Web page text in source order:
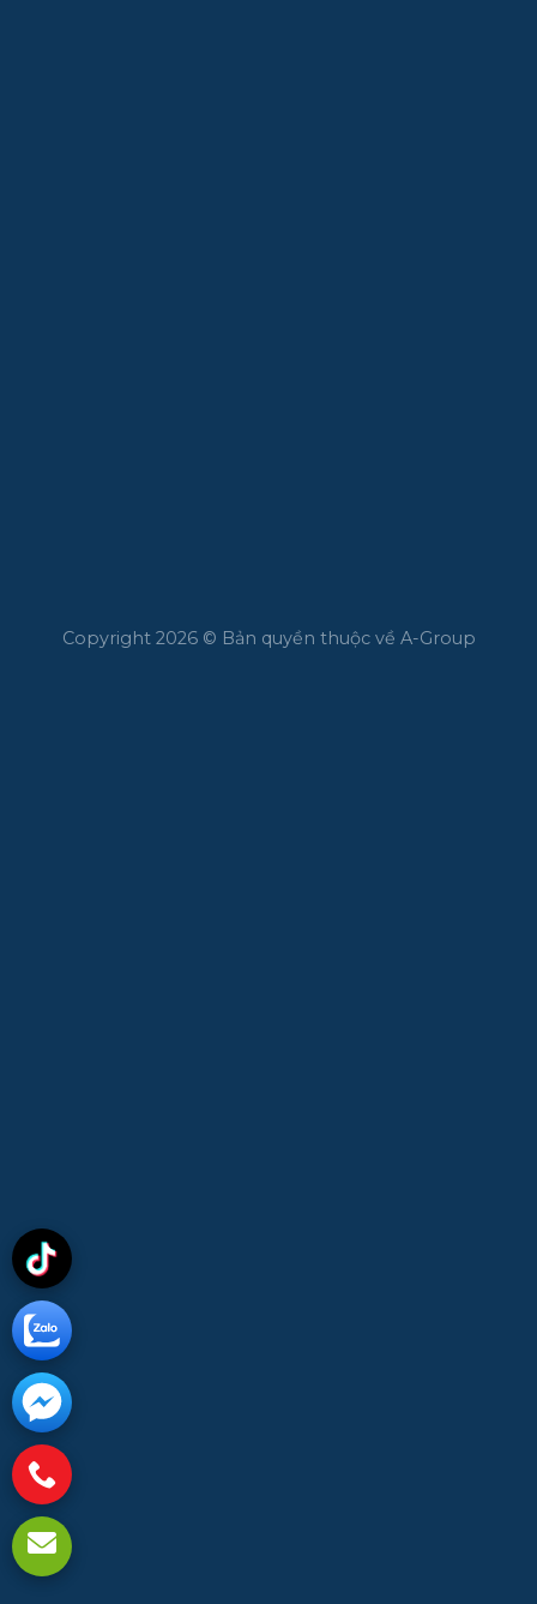
Copyright 2026 © Bản quyền thuộc về A-Group